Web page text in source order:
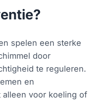
spelen een sterke
door
te reguleren.
en
alleen voor koeling of